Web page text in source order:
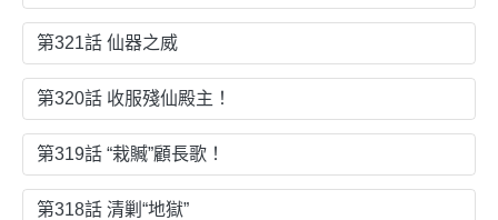
第321話 仙器之威
第320話 收服殘仙殿主！
第319話 “栽贓”顧長歌！
第318話 清剿“地獄”